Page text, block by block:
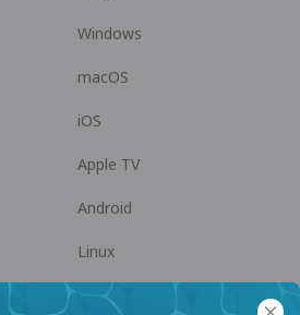
Windows
macOS
iOS
Apple TV
Android
Linux
Android TV